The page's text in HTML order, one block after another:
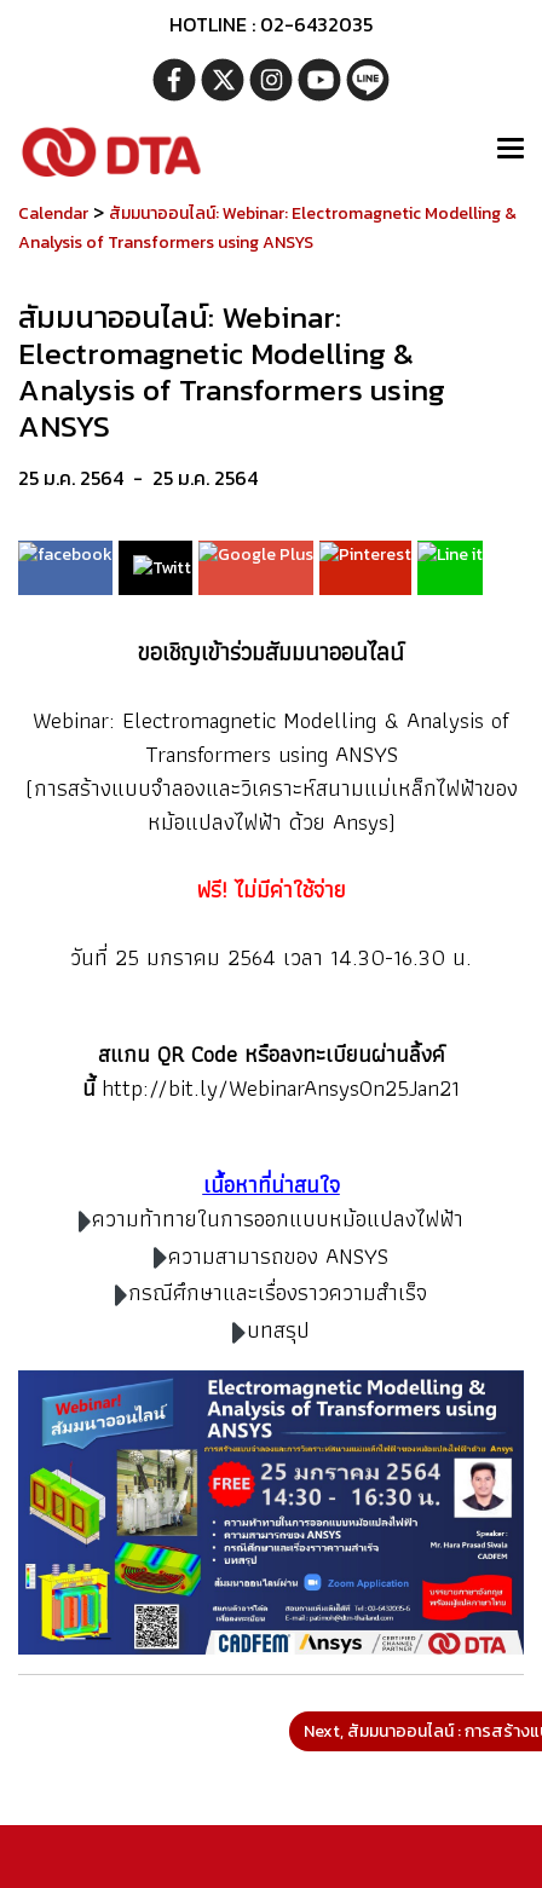
HOTLINE : 02-6432035
Calendar > สัมมนาออนไลน์: Webinar: Electromagnetic Modelling &
Analysis of Transformers using ANSYS
สัมมนาออนไลน์: Webinar:
Electromagnetic Modelling &
Analysis of Transformers using
ANSYS
25 ม.ค. 2564 - 25 ม.ค. 2564
ขอเชิญเข้าร่วมสัมมนาออนไลน์
Webinar: Electromagnetic Modelling & Analysis of
Transformers using ANSYS
(การสร้างแบบจำลองและวิเคราะห์สนามแม่เหล็กไฟฟ้าของ
หม้อแปลงไฟฟ้า ด้วย Ansys)
ฟรี! ไม่มีค่าใช้จ่าย
วันที่ 25 มกราคม 2564 เวลา 14.30-16.30 น.
สแกน QR Code หรือลงทะเบียนผ่านลิ้งค์
นี้http://bit.ly/WebinarAnsysOn25Jan21
เนื้อหาที่น่าสนใจ
ความท้าทายในการออกแบบหม้อแปลงไฟฟ้า
ความสามารถของ ANSYS
กรณีศึกษาและเรื่องราวความสำเร็จ
บทสรุป
Next, สัมมนาออนไลน์ : การสร้าง